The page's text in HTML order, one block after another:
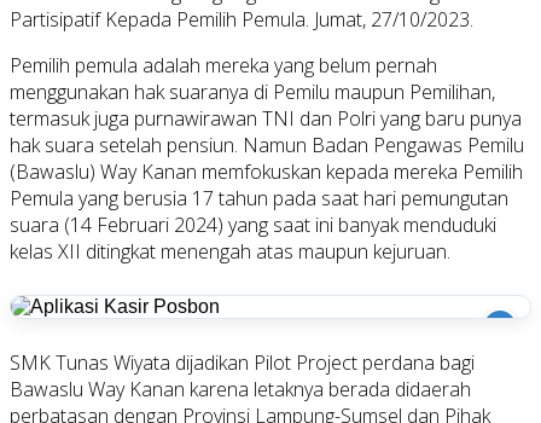
Partisipatif Kepada Pemilih Pemula. Jumat, 27/10/2023.
Pemilih pemula adalah mereka yang belum pernah
menggunakan hak suaranya di Pemilu maupun Pemilihan,
termasuk juga purnawirawan TNI dan Polri yang baru punya
hak suara setelah pensiun. Namun Badan Pengawas Pemilu
(Bawaslu) Way Kanan memfokuskan kepada mereka Pemilih
Pemula yang berusia 17 tahun pada saat hari pemungutan
suara (14 Februari 2024) yang saat ini banyak menduduki
kelas XII ditingkat menengah atas maupun kejuruan.
i
SMK Tunas Wiyata dijadikan Pilot Project perdana bagi
Bawaslu Way Kanan karena letaknya berada didaerah
perbatasan dengan Provinsi Lampung-Sumsel dan Pihak